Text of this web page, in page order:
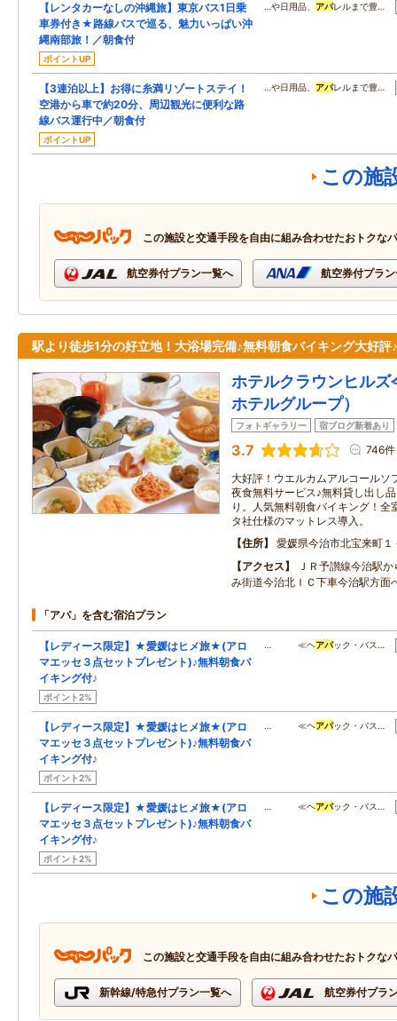
【レンタカーなしの沖縄旅】東京バス1日乗
車券付き★路線バスで巡る、魅力いっぱい沖
縄南部旅！／朝食付
ポイントUP
…や日用品、 アパレルまで豊…
【3連泊以上】お得に糸満リゾートステイ！
空港から車で約20分、周辺観光に便利な路
線バス運行中／朝食付
ポイントUP
…や日用品、 アパレルまで豊…
この施
この施設と交通手段を自由に組み合わせたおトクな
航空券付プラン一覧へ 航空券付プラ
駅より徒歩1分の好立地！大浴場完備♪無料朝食バイキング大好評♪
ホテルクラウンヒルズ
ホテルグループ）
フォトギャラリー 宿ブログ新着あり
3.7 746件
大好評！ウエルカムアルコールソ
夜食無料サービス♪無料貸し出し
り。人気無料朝食バイキング！全
タ社仕様のマットレス導入。
住所
愛媛県今治市北宝来町１
アクセス
ＪＲ予讃線今治駅
み街道今治北ＩＣ下車今治駅方面
「アパ」を含む宿泊プラン
【レディース限定】★愛媛はヒメ旅★(アロ
マエッセ３点セットプレゼント)♪無料朝食バ
イキング付♪
ポイント2%
… ≪ヘアパック・バス…
【レディース限定】★愛媛はヒメ旅★(アロ
マエッセ３点セットプレゼント)♪無料朝食バ
イキング付♪
ポイント2%
… ≪ヘアパック・バス…
【レディース限定】★愛媛はヒメ旅★(アロ
マエッセ３点セットプレゼント)♪無料朝食バ
イキング付♪
ポイント2%
… ≪ヘアパック・バス…
この施
この施設と交通手段を自由に組み合わせたおトクな
新幹線/特急付プラン一覧へ 航空券付プラ